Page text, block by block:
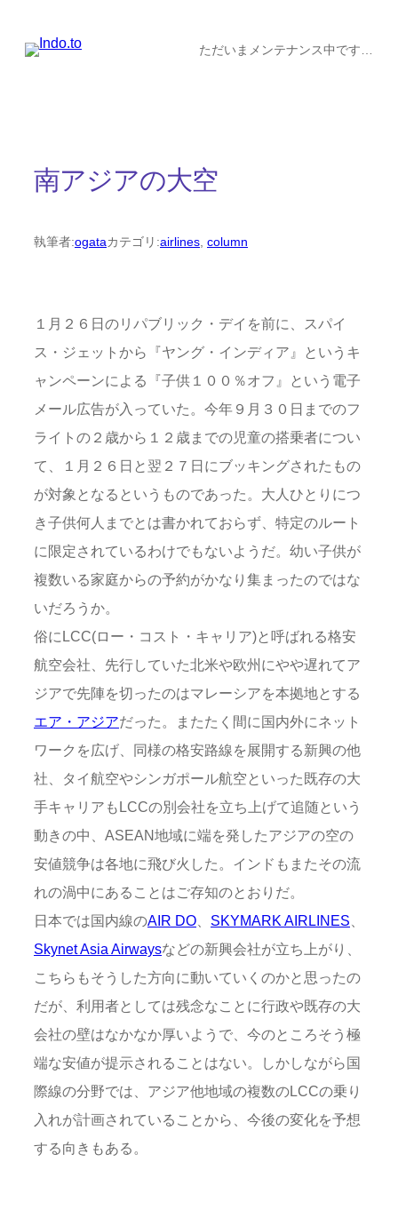
ただいまメンテナンス中です…
南アジアの大空
執筆者:ogataカテゴリ:airlines, column
１月２６日のリパブリック・デイを前に、スパイ
ス・ジェットから『ヤング・インディア』というキ
ャンペーンによる『子供１００％オフ』という電子
メール広告が入っていた。今年９月３０日までのフ
ライトの２歳から１２歳までの児童の搭乗者につい
て、１月２６日と翌２７日にブッキングされたもの
が対象となるというものであった。大人ひとりにつ
き子供何人までとは書かれておらず、特定のルート
に限定されているわけでもないようだ。幼い子供が
複数いる家庭からの予約がかなり集まったのではな
いだろうか。
俗にLCC(ロー・コスト・キャリア)と呼ばれる格安
航空会社、先行していた北米や欧州にやや遅れてア
ジアで先陣を切ったのはマレーシアを本拠地とする
エア・アジアだった。またたく間に国内外にネット
ワークを広げ、同様の格安路線を展開する新興の他
社、タイ航空やシンガポール航空といった既存の大
手キャリアもLCCの別会社を立ち上げて追随という
動きの中、ASEAN地域に端を発したアジアの空の
安値競争は各地に飛び火した。インドもまたその流
れの渦中にあることはご存知のとおりだ。
日本では国内線のAIR DO SKYMARK AIRLINES
Skynet Asia Airwaysなどの新興会社が立ち上がり、
こちらもそうした方向に動いていくのかと思ったの
だが、利用者としては残念なことに行政や既存の大
会社の壁はなかなか厚いようで、今のところそう極
端な安値が提示されることはない。しかしながら国
際線の分野では、アジア他地域の複数のLCCの乗り
入れが計画されていることから、今後の変化を予想
する向きもある。